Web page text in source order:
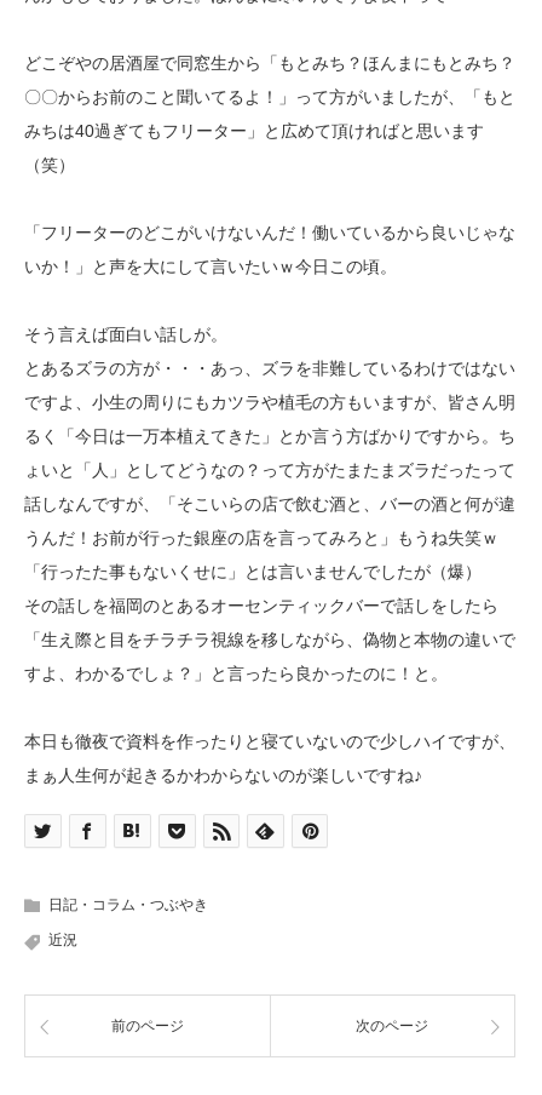
どこぞやの居酒屋で同窓生から「もとみち？ほんまにもとみち？
〇〇からお前のこと聞いてるよ！」って方がいましたが、「もと
みちは40過ぎてもフリーター」と広めて頂ければと思います
（笑）
「フリーターのどこがいけないんだ！働いているから良いじゃな
いか！」と声を大にして言いたいｗ今日この頃。
そう言えば面白い話しが。
とあるズラの方が・・・あっ、ズラを非難しているわけではない
ですよ、小生の周りにもカツラや植毛の方もいますが、皆さん明
るく「今日は一万本植えてきた」とか言う方ばかりですから。ち
ょいと「人」としてどうなの？って方がたまたまズラだったって
話しなんですが、「そこいらの店で飲む酒と、バーの酒と何が違
うんだ！お前が行った銀座の店を言ってみろと」もうね失笑ｗ
「行ったた事もないくせに」とは言いませんでしたが（爆）
その話しを福岡のとあるオーセンティックバーで話しをしたら
「生え際と目をチラチラ視線を移しながら、偽物と本物の違いで
すよ、わかるでしょ？」と言ったら良かったのに！と。
本日も徹夜で資料を作ったりと寝ていないので少しハイですが、
まぁ人生何が起きるかわからないのが楽しいですね♪
日記・コラム・つぶやき
近況
前のページ 次のページ